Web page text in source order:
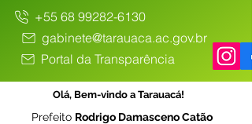
+55 68 99282-6130
gabinete@tarauaca.ac.gov.br
Portal da Transparência
Olá, Bem-vindo a Tarauacá!
Prefeito Rodrigo Damasceno Catão